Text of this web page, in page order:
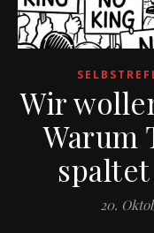
Wir
Warum
20.